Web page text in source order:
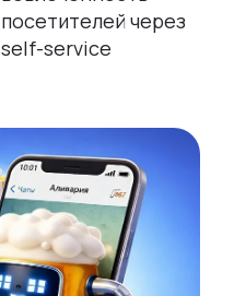
посетителей через
self-service